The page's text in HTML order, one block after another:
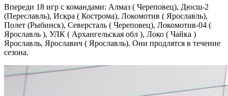
Впереди 18 игр с командами: Алмаз ( Череповец), Дюсш-2
(Переславль), Искра ( Кострома), Локомотив ( Ярославль),
Полет (Рыбинск), Северсталь ( Череповец), Локомотив-04 (
Ярославль ), УЛК ( Архангельская обл ), Локо ( Чайка )
Ярославль, Ярославич ( Ярославль). Они продлятся в течение
сезона.